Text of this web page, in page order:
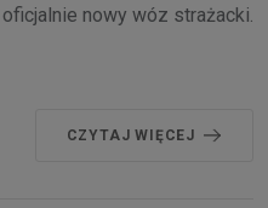
nowy wóz strażacki.
CZYTAJ WIĘCEJ